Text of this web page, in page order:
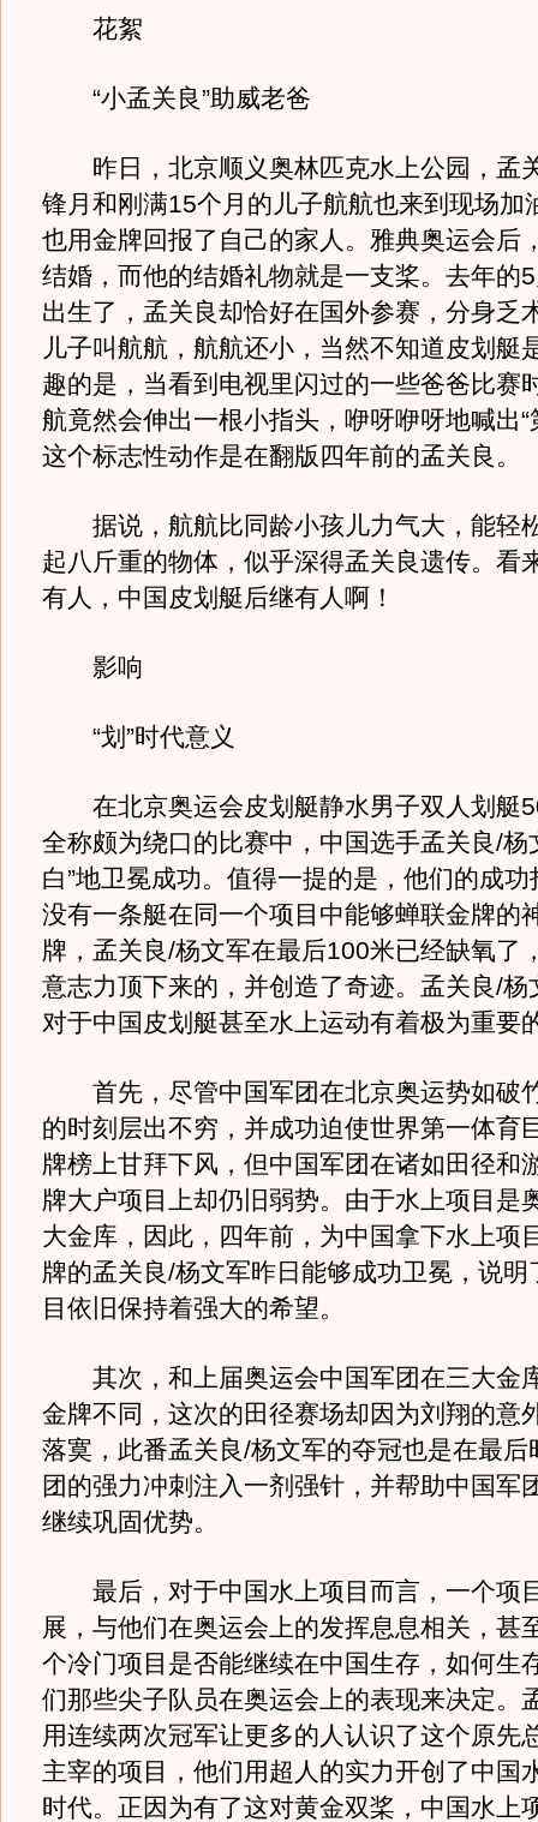
花絮
“小孟关良”助威老爸
昨日，北京顺义奥林匹克水上公园，孟
锋月和刚满15个月的儿子航航也来到现场加
也用金牌回报了自己的家人。雅典奥运会后
结婚，而他的结婚礼物就是一支桨。去年的
出生了，孟关良却恰好在国外参赛，分身乏
儿子叫航航，航航还小，当然不知道皮划艇
趣的是，当看到电视里闪过的一些爸爸比赛
航竟然会伸出一根小指头，咿呀咿呀地喊出“
这个标志性动作是在翻版四年前的孟关良。
据说，航航比同龄小孩儿力气大，能轻
起八斤重的物体，似乎深得孟关良遗传。看
有人，中国皮划艇后继有人啊！
影响
“划”时代意义
在北京奥运会皮划艇静水男子双人划艇
全称颇为绕口的比赛中，中国选手孟关良/杨
白”地卫冕成功。值得一提的是，他们的成
没有一条艇在同一个项目中能够蝉联金牌的
牌，孟关良/杨文军在最后100米已经缺氧了
意志力顶下来的，并创造了奇迹。孟关良/杨
对于中国皮划艇甚至水上运动有着极为重要
首先，尽管中国军团在北京奥运势如破
的时刻层出不穷，并成功迫使世界第一体育
牌榜上甘拜下风，但中国军团在诸如田径和
牌大户项目上却仍旧弱势。由于水上项目是
大金库，因此，四年前，为中国拿下水上项
牌的孟关良/杨文军昨日能够成功卫冕，说明
目依旧保持着强大的希望。
其次，和上届奥运会中国军团在三大金
金牌不同，这次的田径赛场却因为刘翔的意
落寞，此番孟关良/杨文军的夺冠也是在最后
团的强力冲刺注入一剂强针，并帮助中国军
继续巩固优势。
最后，对于中国水上项目而言，一个项
展，与他们在奥运会上的发挥息息相关，甚
个冷门项目是否能继续在中国生存，如何生
们那些尖子队员在奥运会上的表现来决定。
用连续两次冠军让更多的人认识了这个原先
主宰的项目，他们用超人的实力开创了中国
时代。正因为有了这对黄金双桨，中国水上